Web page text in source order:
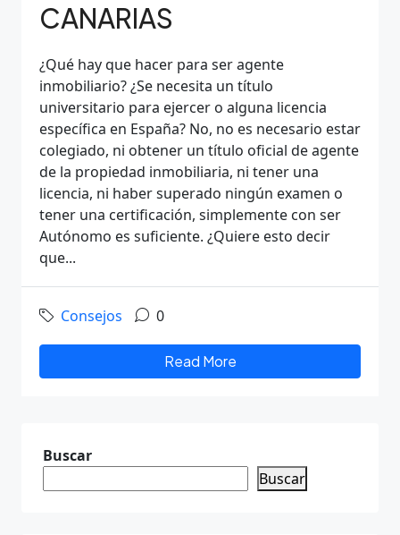
CANARIAS
¿Qué hay que hacer para ser agente
inmobiliario? ¿Se necesita un título
universitario para ejercer o alguna licencia
específica en España? No, no es necesario estar
colegiado, ni obtener un título oficial de agente
de la propiedad inmobiliaria, ni tener una
licencia, ni haber superado ningún examen o
tener una certificación, simplemente con ser
Autónomo es suficiente. ¿Quiere esto decir
que...
Consejos 0
Read More
Buscar
Buscar